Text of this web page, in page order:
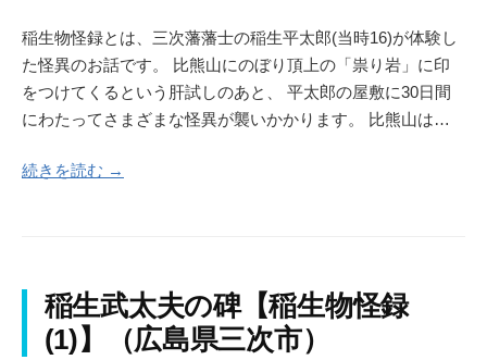
稲生物怪録とは、三次藩藩士の稲生平太郎(当時16)が体験し
た怪異のお話です。 比熊山にのぼり頂上の「祟り岩」に印
をつけてくるという肝試しのあと、 平太郎の屋敷に30日間
にわたってさまざまな怪異が襲いかかります。 比熊山は…
続きを読む →
稲生武太夫の碑【稲生物怪録
(1)】（広島県三次市）